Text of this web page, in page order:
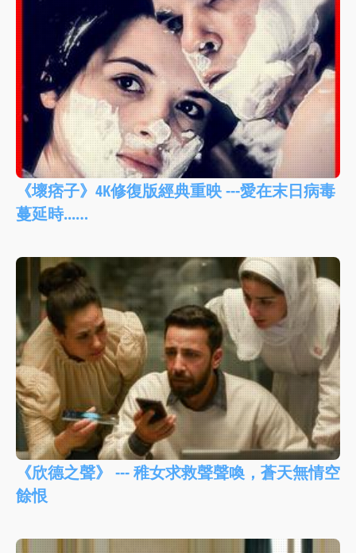
《壞痞子》4K修復版經典重映 ---愛在末日病毒
蔓延時...…
《欣德之聲》 --- 稚女求救聲聲喚，蒼天無情空
餘恨